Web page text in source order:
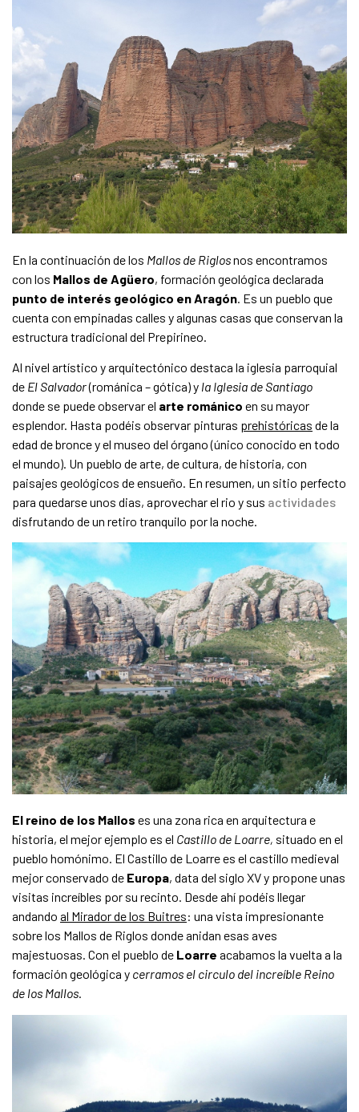
En la continuación de los Mallos de Riglosnos encontramos
con los Mallos de Agüero, formación geológica declarada
punto de interés geológico en Aragón . Es un pueblo que
cuenta con empinadas calles y algunas casas que conservan la
estructura tradicional del Prepirineo.
Al nivel artístico y arquitectónico destaca la iglesia parroquial
de El Salvador(románica – gótica) y la Iglesia de Santiago
donde se puede observar el arte románico en su mayor
esplendor. Hasta podéis observar pinturas prehistóricas de la
edad de bronce y el museo del órgano (único conocido en todo
el mundo). Un pueblo de arte, de cultura, de historia, con
paisajes geológicos de ensueño. En resumen, un sitio perfecto
para quedarse unos dias, aprovechar el rio y sus actividades
disfrutando de un retiro tranquilo por la noche.
El reino de los Mallos es una zona rica en arquitectura e
historia, el mejor ejemplo es el Castillo de Loarre, situado en el
pueblo homónimo. El Castillo de Loarre es el castillo medieval
mejor conservado de Europa, data del siglo XV y propone unas
visitas increíbles por su recinto. Desde ahí podéis llegar
andando al Mirador de los Buitres: una vista impresionante
sobre los Mallos de Riglos donde anidan esas aves
majestuosas. Con el pueblo de Loarre acabamos la vuelta a la
formación geológica y cerramos el circulo del increíble Reino
de los Mallos.